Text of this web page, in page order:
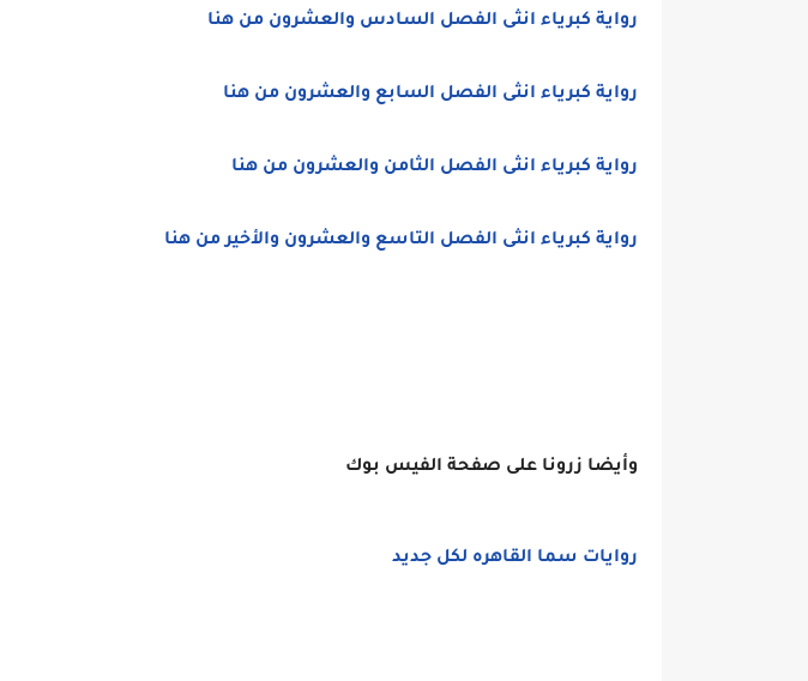
رواية كبرياء انثى الفصل السادس والعشرون من هنا
رواية كبرياء انثى الفصل السابع والعشرون من هنا
رواية كبرياء انثى الفصل الثامن والعشرون من هنا
رواية كبرياء انثى الفصل التاسع والعشرون والأخير من هنا
وأيضا زرونا على صفحة الفيس بوك
روايات سما القاهره لكل جديد